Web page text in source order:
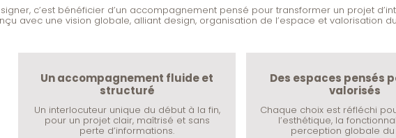
c’est bénéficier d’un accompagnement pensé pour transformer un projet
avec une vision globale, alliant design, organisation de l’espace et valorisation
Un accompagnement fluide et
structuré
Un interlocuteur unique du début à la fin,
pour un projet clair, maîtrisé et sans
perte d’informations.
Des espaces pensés
valorisés
Chaque choix est réfléchi
l’esthétique, la
perception globale du